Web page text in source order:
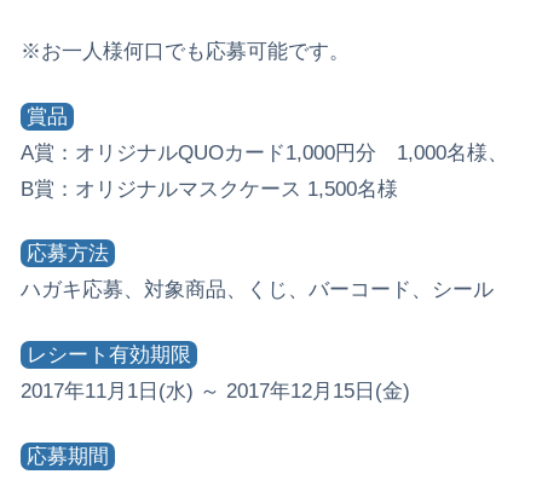
※お一人様何口でも応募可能です。
賞品
A賞：オリジナルQUOカード1,000円分 1,000名様、
B賞：オリジナルマスクケース 1,500名様
応募方法
ハガキ応募、対象商品、くじ、バーコード、シール
レシート有効期限
2017年11月1日(水) ～ 2017年12月15日(金)
応募期間